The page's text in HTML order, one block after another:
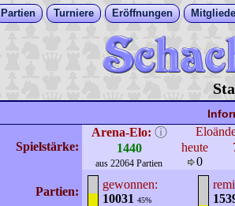
Partien Turniere Eröffnungen
Spielstärke:
Arena-Elo: ⓘ
1440
aus 22064 Partien
heute
0
Partien:
gewonnen:
10031 45%